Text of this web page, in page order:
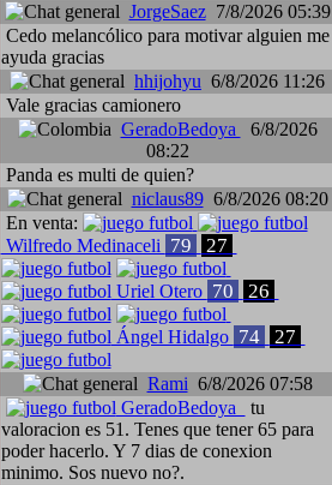
JorgeSaez7/8/2026 05:39
Cedo melancólico para motivar alguien me
ayuda gracias
hhijohyu 6/8/2026 11:26
Vale gracias camionero
GeradoBedoya
6/8/2026
08:22
Panda es multi de quien?
niclaus896/8/2026 08:20
En venta:
Wilfredo Medinaceli 79 27
Uriel Otero 70 26
Ángel Hidalgo 74 27
Rami 6/8/2026 07:58
GeradoBedoya
tu
valoracion es 51. Tenes que tener 65 para
poder hacerlo. Y 7 dias de conexion
minimo. Sos nuevo no?.